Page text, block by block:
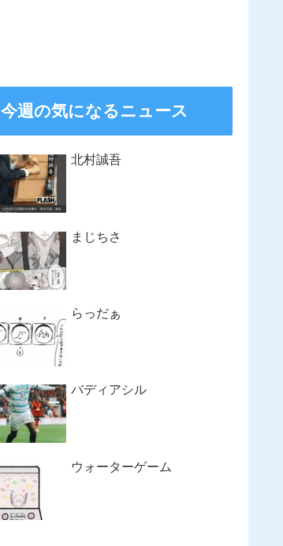
今週の気になるニュース
北村誠吾
まじちさ
らっだぁ
バディアシル
ウォーターゲーム